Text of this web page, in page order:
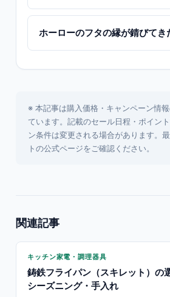
ホーローのフタの縁が錆びてき
※ 本記事は購入価格・キャンペーン情
ています。記載のセール日程・ポイン
ン条件は変更される場合があります。
トの公式ページをご確認ください。
関連記事
キッチン家電・調理器具
鋳鉄フライパン（スキレット）の
シーズニング・手入れ